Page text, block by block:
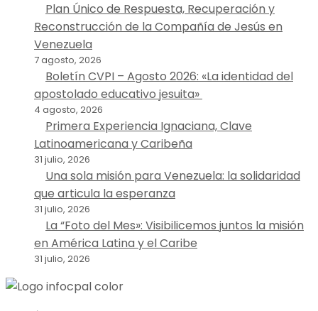
Plan Único de Respuesta, Recuperación y
Reconstrucción de la Compañía de Jesús en
Venezuela
7 agosto, 2026
Boletín CVPI – Agosto 2026: «La identidad del
apostolado educativo jesuita»
4 agosto, 2026
Primera Experiencia Ignaciana, Clave
Latinoamericana y Caribeña
31 julio, 2026
Una sola misión para Venezuela: la solidaridad
que articula la esperanza
31 julio, 2026
La “Foto del Mes»: Visibilicemos juntos la misión
en América Latina y el Caribe
31 julio, 2026